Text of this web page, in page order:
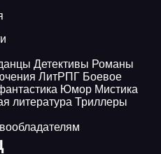
Детективы Романы
ЛитРПГ Боевое
Юмор Мистика
литература Триллеры